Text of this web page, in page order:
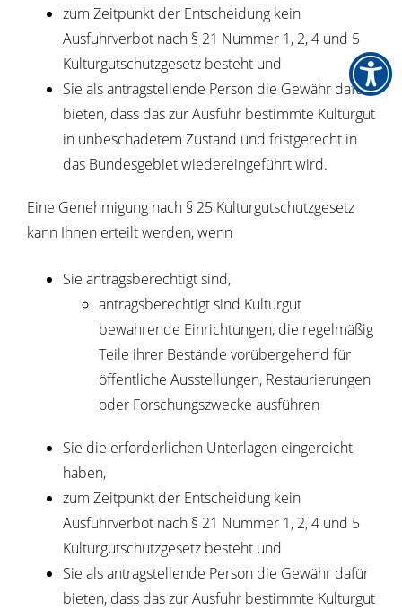
zum Zeitpunkt der Entscheidung kein
Ausfuhrverbot nach § 21 Nummer 1, 2, 4 und 5
Kulturgutschutzgesetz besteht und
Sie als antragstellende Person die Gewähr dafür
bieten, dass das zur Ausfuhr bestimmte Kulturgut
in unbeschadetem Zustand und fristgerecht in
das Bundesgebiet wiedereingeführt wird.
Eine Genehmigung nach § 25 Kulturgutschutzgesetz
kann Ihnen erteilt werden, wenn
Sie antragsberechtigt sind,
antragsberechtigt sind Kulturgut
bewahrende Einrichtungen, die regelmäßig
Teile ihrer Bestände vorübergehend für
öffentliche Ausstellungen, Restaurierungen
oder Forschungszwecke ausführen
Sie die erforderlichen Unterlagen eingereicht
haben,
zum Zeitpunkt der Entscheidung kein
Ausfuhrverbot nach § 21 Nummer 1, 2, 4 und 5
Kulturgutschutzgesetz besteht und
Sie als antragstellende Person die Gewähr dafür
bieten, dass das zur Ausfuhr bestimmte Kulturgut